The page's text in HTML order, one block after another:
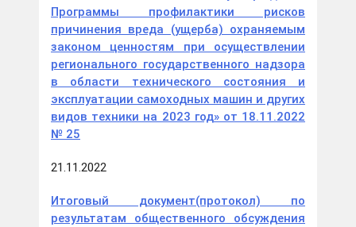
Программы профилактики рисков
причинения вреда (ущерба) охраняемым
законом ценностям при осуществлении
регионального государственного надзора
в области технического состояния и
эксплуатации самоходных машин и других
видов техники на 2023 год» от 18.11.2022
№ 25
21.11.2022
Итоговый документ(протокол) по
результатам общественного обсуждения